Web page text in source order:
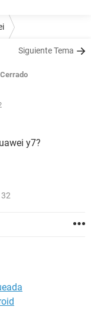
Siguiente Tema
Cerrado
y7?